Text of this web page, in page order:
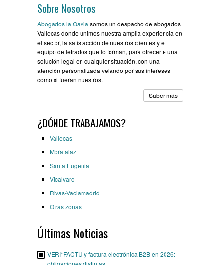
Sobre Nosotros
Abogados la Gaviasomos un despacho de abogados
Vallecas donde unimos nuestra amplia experiencia en
el sector, la satisfacción de nuestros clientes y el
equipo de letrados que lo forman, para ofrecerte una
solución legal en cualquier situación, con una
atención personalizada velando por sus intereses
como si fueran nuestros.
Saber más
¿DÓNDE TRABAJAMOS?
Vallecas
Moratalaz
Santa Eugenia
Vicalvaro
Rivas-Vaciamadrid
Otras zonas
Últimas Noticias
VERI*FACTU y factura electrónica B2B en 2026: